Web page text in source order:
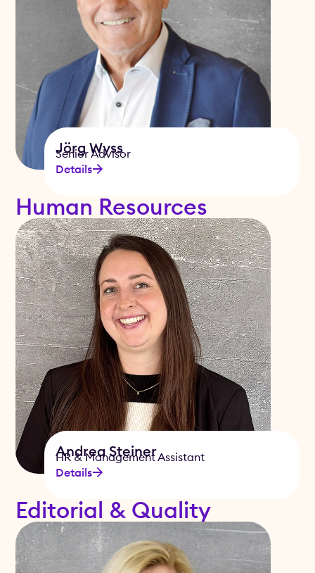
Jörg Wyss
Senior Advisor
Details
Human Resources
Andrea Steiner
HR & Management Assistant
Details
Editorial & Quality